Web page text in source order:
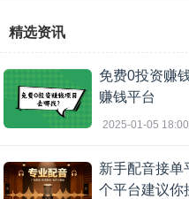
精选资讯
免费0投资赚
赚钱平台
2025-01-05
新手配音接单
个平台建议你